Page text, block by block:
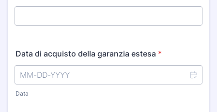
Data di acquisto della garanzia estesa *
Data